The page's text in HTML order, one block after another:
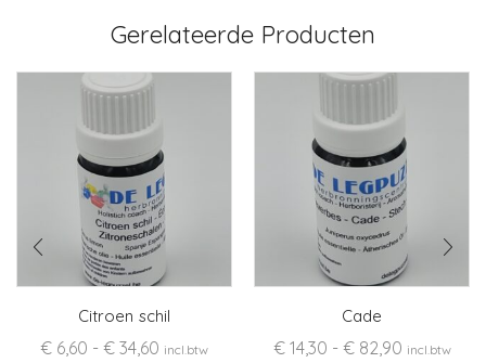
Gerelateerde Producten
Citroen schil
€ 6,60 - € 34,60 Prijsklasse:
incl.btw
Cade
€14,30 - €82,90Prijsklasse:
incl.btw